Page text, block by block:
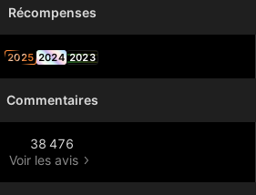
Récompenses
2025 2024 2023
Commentaires
38 476
Voir les avis